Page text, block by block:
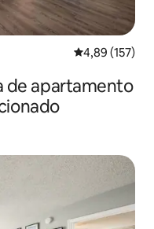
4,89 de uma
4,89 (157)
de apartamento